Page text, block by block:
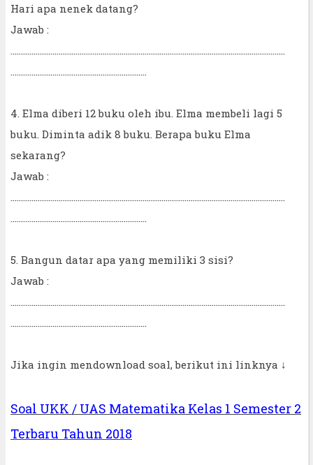
Hari apa nenek datang?
Jawab :
4. Elma diberi 12 buku oleh ibu. Elma membeli lagi 5
buku. Diminta adik 8 buku. Berapa buku Elma
sekarang?
Jawab :
5. Bangun datar apa yang memiliki 3 sisi?
Jawab :
Jika ingin mendownload soal, berikut ini linknya ↓
Soal UKK / UAS Matematika Kelas 1 Semester 2
Terbaru Tahun 2018